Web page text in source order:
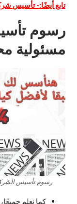
تابع أيضًا:-تأسيس
رسوم
مسئولية
رسوم تأسيس الشركات في مصر 2024
كما نعلم